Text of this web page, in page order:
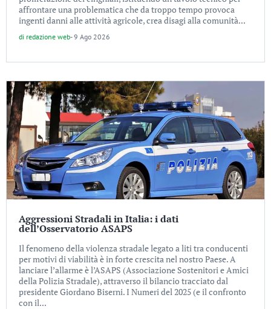
affrontare una problematica che da troppo tempo provoca
ingenti danni alle attività agricole, crea disagi alla comunità...
di redazione web-9 Ago 2026
Aggressioni Stradali in Italia: i dati
dell’Osservatorio ASAPS
Il fenomeno della violenza stradale legato a liti tra conducenti
per motivi di viabilità è in forte crescita nel nostro Paese. A
lanciare l’allarme è l’ASAPS (Associazione Sostenitori e Amici
della Polizia Stradale), attraverso il bilancio tracciato dal
presidente Giordano Biserni. I Numeri del 2025 (e il confronto
con il...